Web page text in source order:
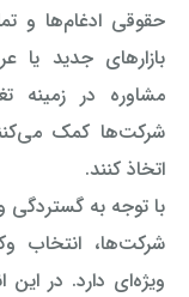
حقوقی ادغام‌ها و
بازارهای جدید
مشاوره در زمینه
شرکت‌ها کمک
اتخاذ کنند.
با توجه به
شرکت‌ها، انتخاب
ویژه‌ای دارد. در